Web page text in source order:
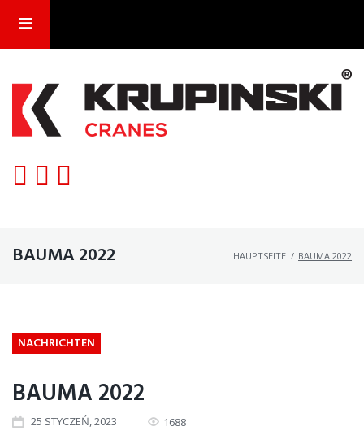
content
BAUMA 2022 HAUPTSEITE / BAUMA 2022
NACHRICHTEN
BAUMA 2022
25 STYCZEŃ, 2023 1688